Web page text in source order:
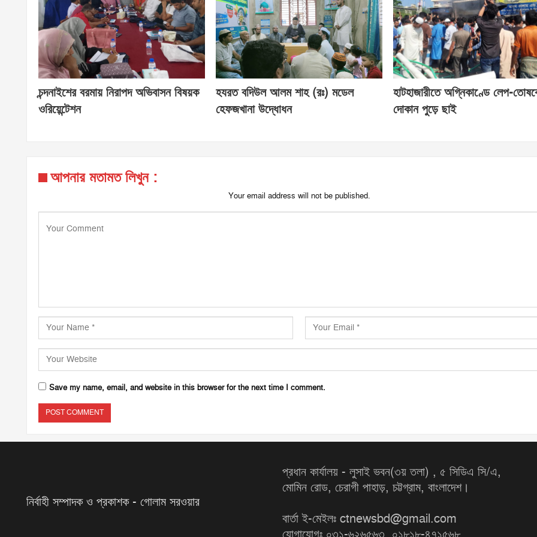
চন্দনাইশের বরমায় নিরাপদ অভিবাসন বিষয়ক
ওরিয়েন্টেশন
হযরত বদিউল আলম শাহ (রঃ) মডেল
হেফজখানা উদ্ধোধন
হাটহাজারীতে অগ্নিকাণ্ডে লেপ-
দোকান পুড়ে ছাই
আপনার মতামত লিখুন :
Your email address will not be published.
Save my name, email, and website in this browser for the next time I comment.
নির্বাহী সম্পাদক ও প্রকাশক - গোলাম সরওয়ার
প্রধান কার্যালয় - লুসাই ভবন(৩য় তলা) , ৫ সিডিএ সি/এ,
মোমিন রোড, চেরাগী পাহাড়, চট্টগ্রাম, বাংলাদেশ।
বার্তা ই-মেইলঃ ctnewsbd@gmail.com